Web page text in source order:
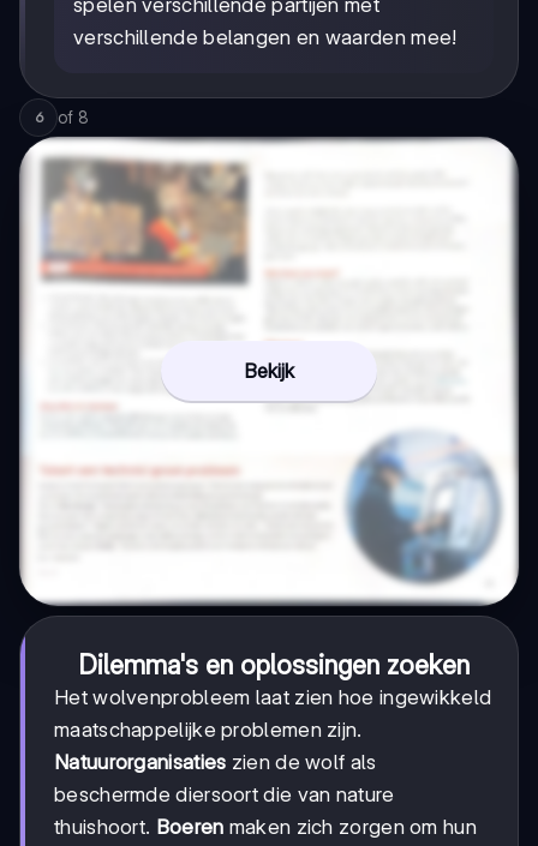
verschillende belangen en waarden mee!
6 of 8
Bekijk
Dilemma's en oplossingen zoeken
Het wolvenprobleem laat zien hoe ingewikkeld
maatschappelijke problemen zijn.
Natuurorganisaties zien de wolf als
beschermde diersoort die van nature
thuishoort. Boeren maken zich zorgen om hun